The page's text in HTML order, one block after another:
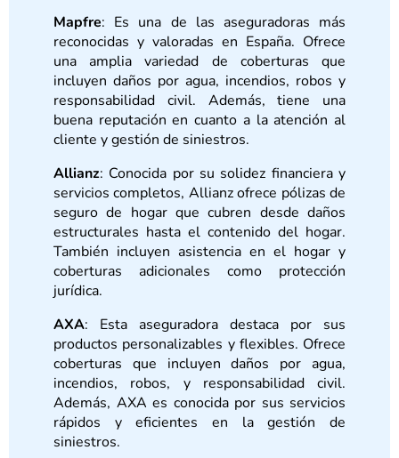
Mapfre: Es una de las aseguradoras más
reconocidas y valoradas en España. Ofrece
una amplia variedad de coberturas que
incluyen daños por agua, incendios, robos y
responsabilidad civil. Además, tiene una
buena reputación en cuanto a la atención al
cliente y gestión de siniestros.
Allianz: Conocida por su solidez financiera y
servicios completos, Allianz ofrece pólizas de
seguro de hogar que cubren desde daños
estructurales hasta el contenido del hogar.
También incluyen asistencia en el hogar y
coberturas adicionales como protección
jurídica.
AXA: Esta aseguradora destaca por sus
productos personalizables y flexibles. Ofrece
coberturas que incluyen daños por agua,
incendios, robos, y responsabilidad civil.
Además, AXA es conocida por sus servicios
rápidos y eficientes en la gestión de
siniestros.